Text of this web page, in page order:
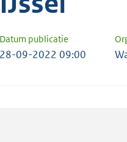
Datum publicatie
28-09-2022 09:00